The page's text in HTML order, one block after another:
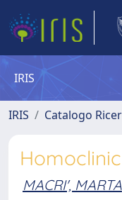
IRIS
IRIS Catalogo
MACRI', MARTA